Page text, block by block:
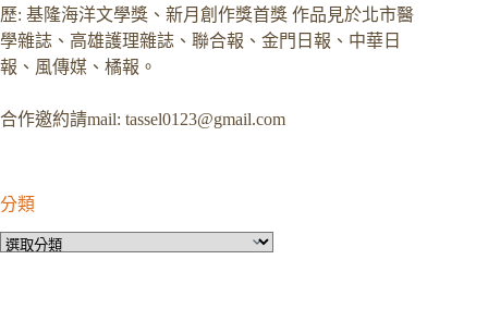
歷: 基隆海洋文學獎、新月創作獎首獎 作品見於北市醫
學雜誌、高雄護理雜誌、聯合報、金門日報、中華日
報、風傳媒、橘報。
合作邀約請mail: tassel0123@gmail.com
分類
分